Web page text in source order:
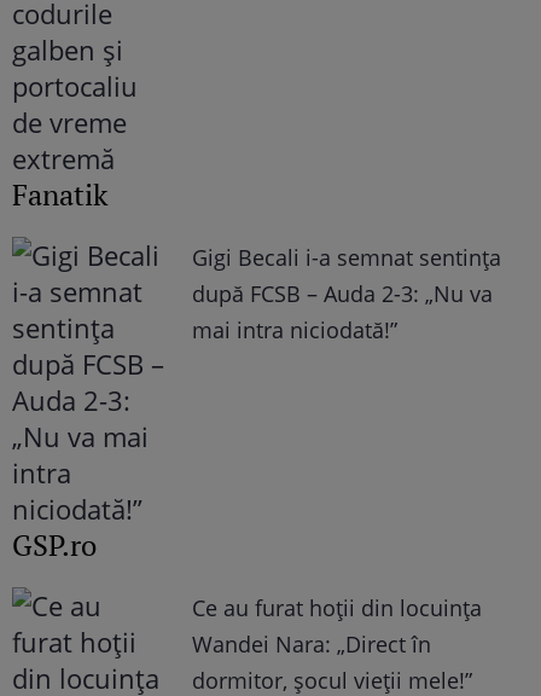
Fanatik
Gigi Becali i-a semnat sentința
după FCSB – Auda 2-3: „Nu va
mai intra niciodată!”
GSP.ro
Ce au furat hoții din locuința
Wandei Nara: „Direct în
dormitor, șocul vieții mele!”